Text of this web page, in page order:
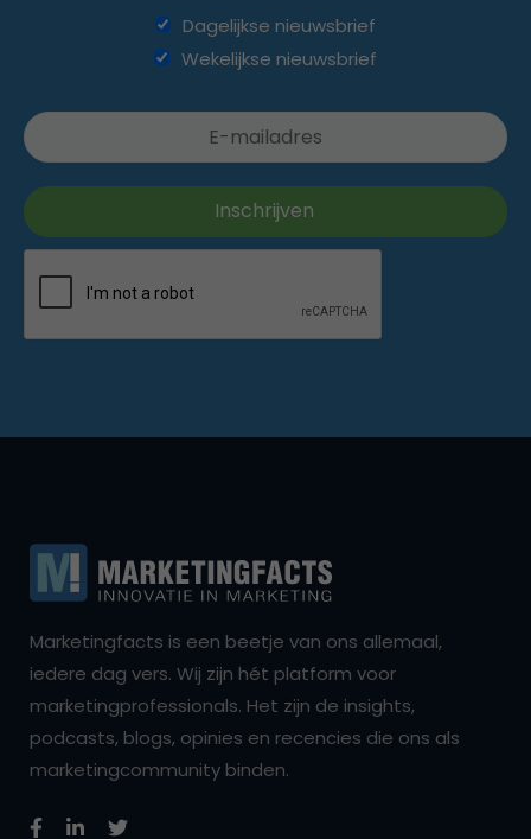
Dagelijkse nieuwsbrief
Wekelijkse nieuwsbrief
Marketingfacts is een beetje van ons allemaal,
iedere dag vers. Wij zijn hét platform voor
marketingprofessionals. Het zijn de insights,
podcasts, blogs, opinies en recencies die ons als
marketingcommunity binden.